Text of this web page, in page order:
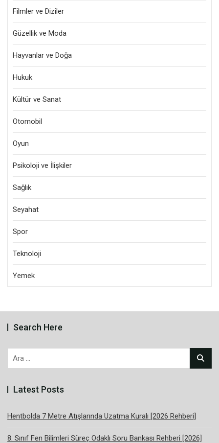
Filmler ve Diziler
Güzellik ve Moda
Hayvanlar ve Doğa
Hukuk
Kültür ve Sanat
Otomobil
Oyun
Psikoloji ve İlişkiler
Sağlık
Seyahat
Spor
Teknoloji
Yemek
Search Here
Arama:
Latest Posts
Hentbolda 7 Metre Atışlarında Uzatma Kuralı [2026 Rehberi]
8. Sınıf Fen Bilimleri Süreç Odaklı Soru Bankası Rehberi [2026]